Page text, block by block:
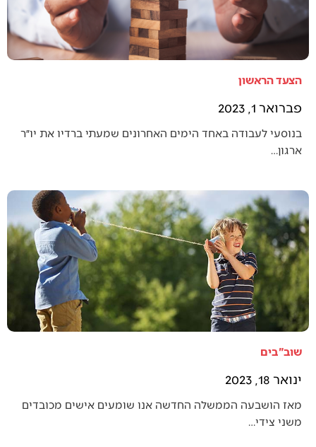
הצעד הראשון
פברואר 1, 2023
בנוסעי לעבודה באחד הימים האחרונים שמעתי ברדיו את יו״ר
ארגון…
שוב"בים
ינואר 18, 2023
מאז הושבעה הממשלה החדשה אנו שומעים אישים מכובדים
משני צידי…